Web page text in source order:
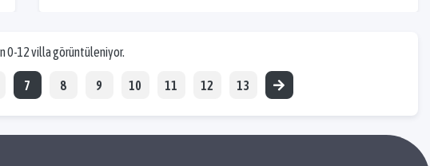
0-12 villa görüntüleniyor.
7 8 9 10 11 12 13